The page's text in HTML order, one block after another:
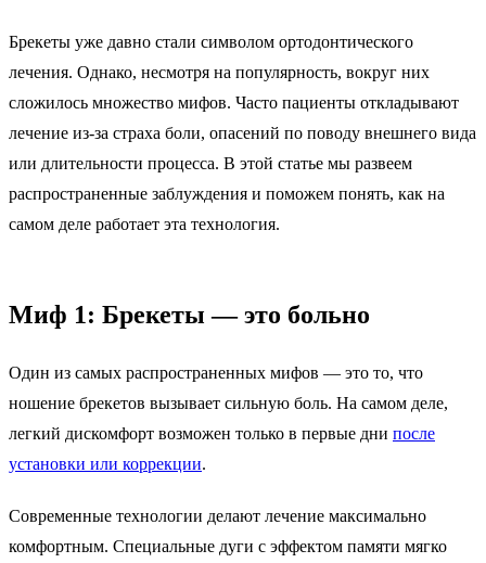
Брекеты уже давно стали символом ортодонтического
лечения. Однако, несмотря на популярность, вокруг них
сложилось множество мифов. Часто пациенты откладывают
лечение из-за страха боли, опасений по поводу внешнего вида
или длительности процесса. В этой статье мы развеем
распространенные заблуждения и поможем понять, как на
самом деле работает эта технология.
Миф 1: Брекеты — это больно
Один из самых распространенных мифов — это то, что
ношение брекетов вызывает сильную боль. На самом деле,
легкий дискомфорт возможен только в первые дни после
установки или коррекции.
Современные технологии делают лечение максимально
комфортным. Специальные дуги с эффектом памяти мягко